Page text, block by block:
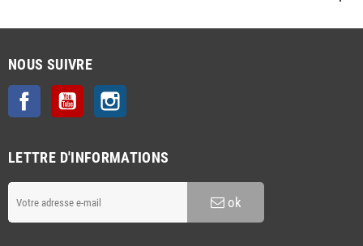
NOUS SUIVRE
Facebook YouTube
LETTRE D'INFORMATIONS
ok